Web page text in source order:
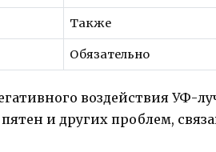
Также
Обязательно
воздействия УФ-
и других проблем,